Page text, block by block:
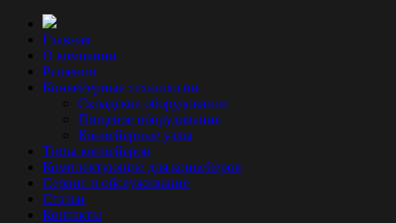
Главная
О компании
Решения
Конвейерные технологии
Складское оборудование
Пищевое оборудование
Конвейерные узлы
Типы конвейеров
Комплектующие для конвейеров
Сервис и обслуживание
Статьи
Контакты